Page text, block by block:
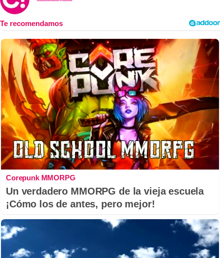
Corepunk MMORPG
Un verdadero MMORPG de la vieja escuela
¡Cómo los de antes, pero mejor!